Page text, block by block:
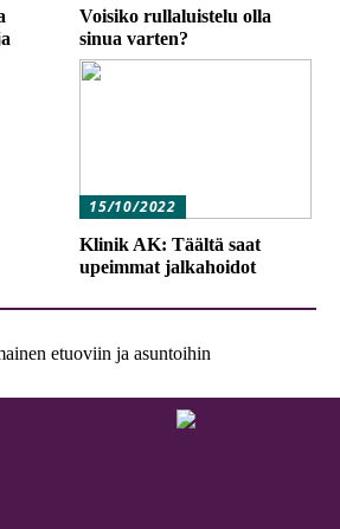
Voisiko rullaluistelu olla
sinua varten?
15/10/2022
Klinik AK: Täältä saat
upeimmat jalkahoidot
etuoviin ja asuntoihin